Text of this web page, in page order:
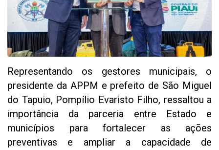
Representando os gestores municipais, o
presidente da APPM e prefeito de São Miguel
do Tapuio, Pompílio Evaristo Filho, ressaltou a
importância da parceria entre Estado e
municípios para fortalecer as ações
preventivas e ampliar a capacidade de